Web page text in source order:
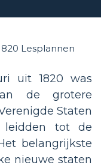
uit 1820 was
de grotere
Staten
leidden tot de
belangrijkste
nieuwe staten